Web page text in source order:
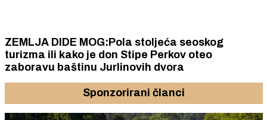
ZEMLJA DIDE MOG:Pola stoljeća seoskog
turizma ili kako je don Stipe Perkov oteo
zaboravu baštinu Jurlinovih dvora
Sponzorirani članci